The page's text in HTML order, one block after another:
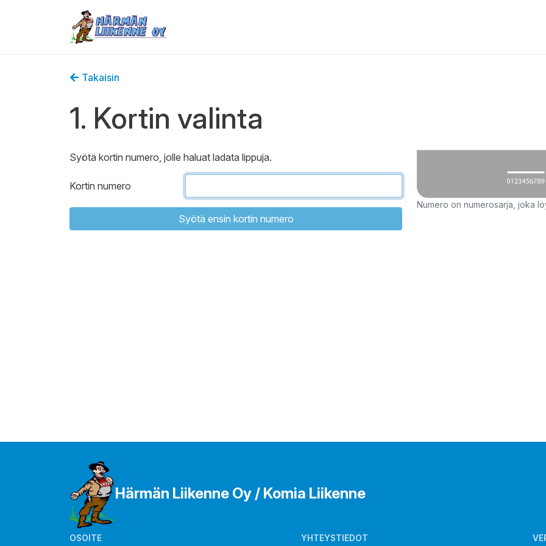
Takaisin
1. Kortin valinta
Syötä kortin numero, jolle haluat ladata lippuja.
Kortin numero
Syötä ensin kortin numero
Numero on numerosarja, joka
Härmän Liikenne Oy / Komia Liikenne
OSOITE YHTEYSTIEDOT